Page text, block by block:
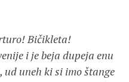
Bičikleta!
i je beja dupeja enu
uneh ki si imo štange